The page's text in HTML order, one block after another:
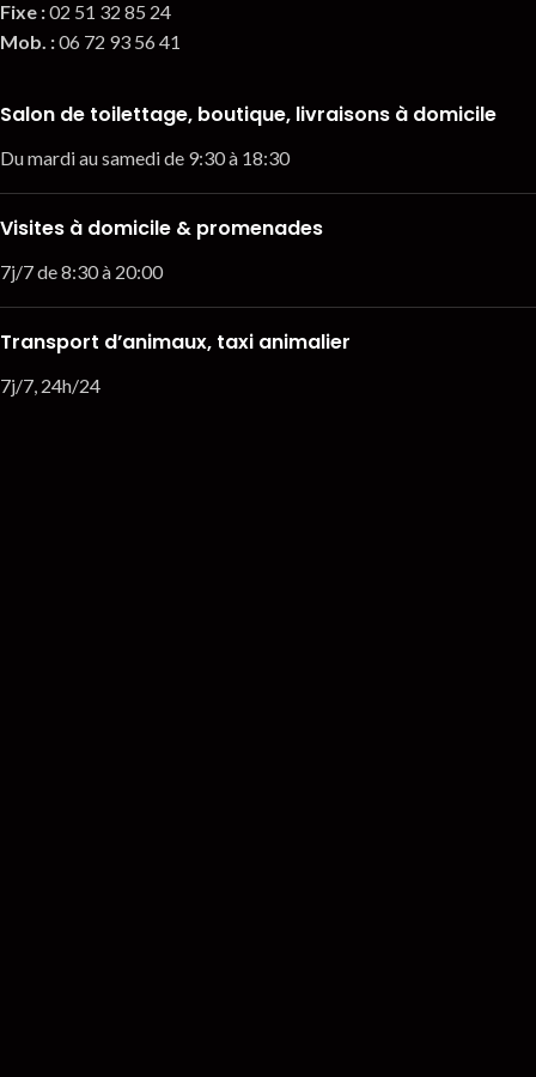
Fixe :02 51 32 85 24
Mob. :06 72 93 56 41
Salon de toilettage, boutique, livraisons à domicile
Du mardi au samedi de 9:30 à 18:30
Visites à domicile & promenades
7j/7 de 8:30 à 20:00
Transport d’animaux, taxi animalier
7j/7, 24h/24